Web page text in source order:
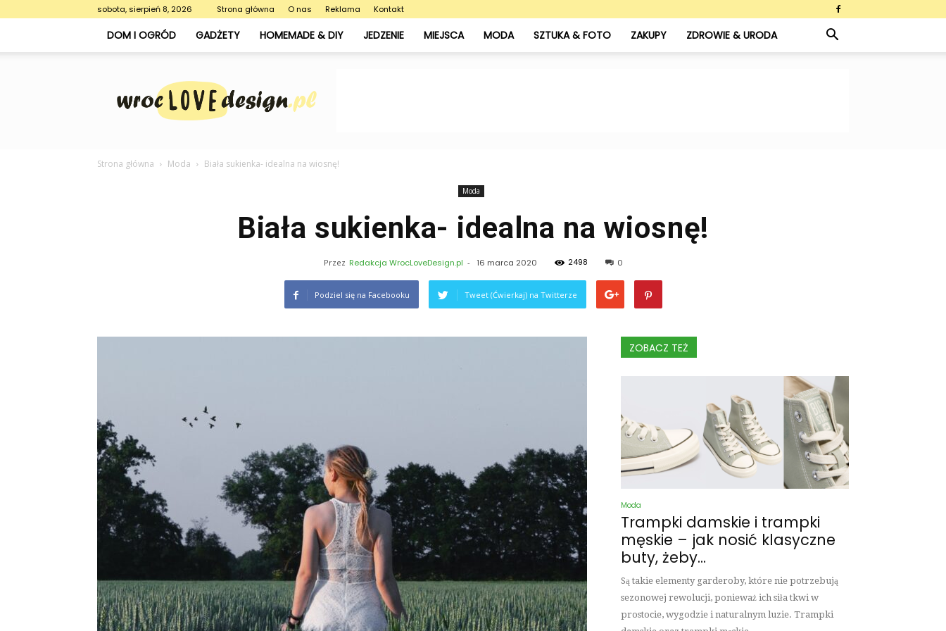
sobota, sierpień 8, 2026 Strona główna O nas Reklama Kontakt
DOM I OGRÓD GADŻETY HOMEMADE & DIY JEDZENIE MIEJSCA MODA SZTUKA & FOTO ZAKUPY ZDROWIE & URODA
Strona główna Moda Biała sukienka- idealna na wiosnę!
Moda
Biała sukienka- idealna na wiosnę!
Przez Redakcja WrocLoveDesign.pl - 16 marca 2020 2498 0
Podziel się na Facebooku Tweet (Ćwierkaj) na Twitterze
ZOBACZ TEŻ
Moda
Trampki damskie i trampki
męskie – jak nosić klasyczne
buty, żeby...
Są takie elementy garderoby, które nie potrzebują
sezonowej rewolucji, ponieważ ich siła tkwi w
prostocie, wygodzie i naturalnym luzie. Trampki